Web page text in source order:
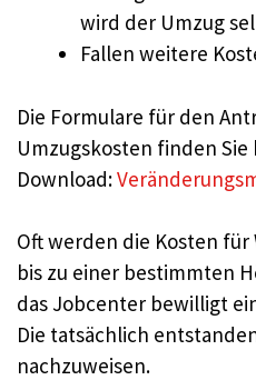
wird der Umzug
Fallen weitere
Die Formulare für den
Umzugskosten finden Sie
Download:
Oft werden die Kosten
bis zu einer bestimmten
das Jobcenter bewilligt
Die tatsächlich
nachzuweisen.